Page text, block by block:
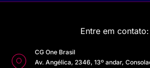
Entre em contato:
CG One Brasil
Av. Angélica, 2346, 13º andar,